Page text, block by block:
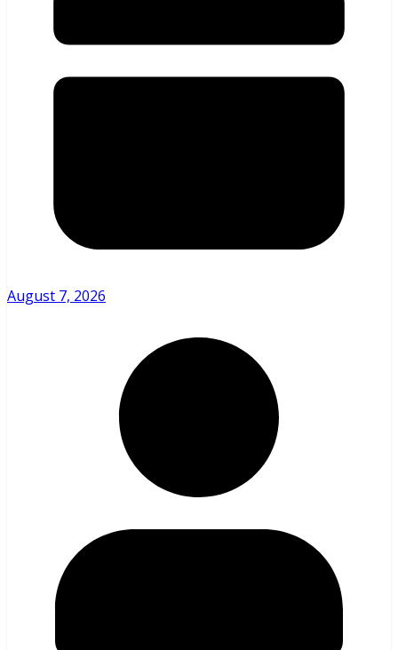
August 7, 2026